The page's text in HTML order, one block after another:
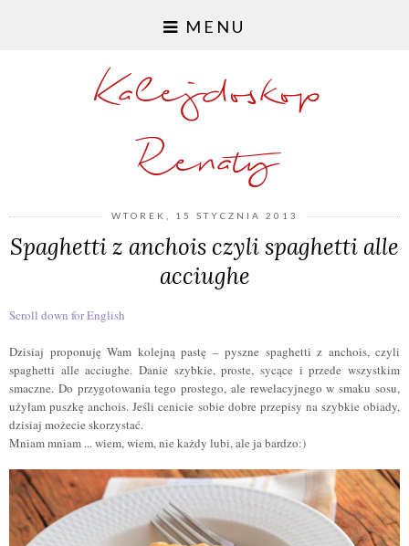
MENU
Kalejdoskop
Renaty
WTOREK, 15 STYCZNIA 2013
Spaghetti z anchois czyli spaghetti alle
acciughe
Scroll down for English
Dzisiaj proponuję Wam kolejną pastę – pyszne spaghetti z anchois, czyli
spaghetti alle acciughe. Danie szybkie, proste, sycące i przede wszystkim
smaczne. Do przygotowania tego prostego, ale rewelacyjnego w smaku sosu,
użyłam puszkę anchois. Jeśli cenicie sobie dobre przepisy na szybkie obiady,
dzisiaj możecie skorzystać.
Mniam mniam ... wiem, wiem, nie każdy lubi, ale ja bardzo:)